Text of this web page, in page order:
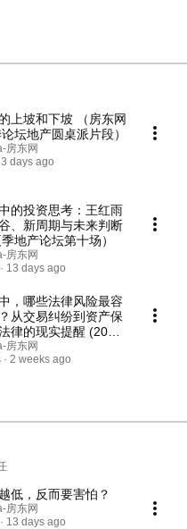
上坡和下坡 （房东网
坛地产圆桌派片段）
房东网
3 days ago
的投资思考：王红雨
、新周期与未来判断
季地产论坛第十场）
房东网
13 days ago
，哪些法律风险最容
从交易纠纷到资产保
律的现实提醒 (2026
坛第九场）
房东网
2 weeks ago
低，反而要害怕？
房东网
13 days ago